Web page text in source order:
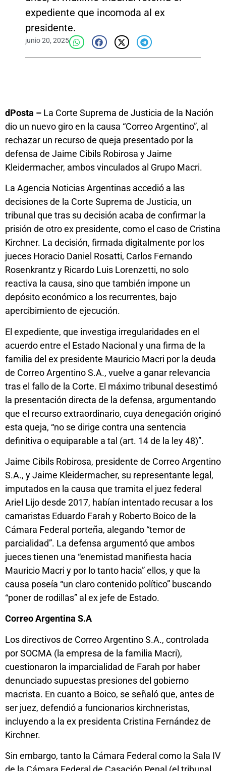
expediente que incomoda al ex
presidente.
junio 20, 2025
dPosta – La Corte Suprema de Justicia de la Nación
dio un nuevo giro en la causa “Correo Argentino”, al
rechazar un recurso de queja presentado por la
defensa de Jaime Cibils Robirosa y Jaime
Kleidermacher, ambos vinculados al Grupo Macri.
La Agencia Noticias Argentinas accedió a las
decisiones de la Corte Suprema de Justicia, un
tribunal que tras su decisión acaba de confirmar la
prisión de otro ex presidente, como el caso de Cristina
Kirchner. La decisión, firmada digitalmente por los
jueces Horacio Daniel Rosatti, Carlos Fernando
Rosenkrantz y Ricardo Luis Lorenzetti, no solo
reactiva la causa, sino que también impone un
depósito económico a los recurrentes, bajo
apercibimiento de ejecución.
El expediente, que investiga irregularidades en el
acuerdo entre el Estado Nacional y una firma de la
familia del ex presidente Mauricio Macri por la deuda
de Correo Argentino S.A., vuelve a ganar relevancia
tras el fallo de la Corte. El máximo tribunal desestimó
la presentación directa de la defensa, argumentando
que el recurso extraordinario, cuya denegación originó
esta queja, “no se dirige contra una sentencia
definitiva o equiparable a tal (art. 14 de la ley 48)”.
Jaime Cibils Robirosa, presidente de Correo Argentino
S.A., y Jaime Kleidermacher, su representante legal,
imputados en la causa que tramita el juez federal
Ariel Lijo desde 2017, habían intentado recusar a los
camaristas Eduardo Farah y Roberto Boico de la
Cámara Federal porteña, alegando “temor de
parcialidad”. La defensa argumentó que ambos
jueces tienen una “enemistad manifiesta hacia
Mauricio Macri y por lo tanto hacia” ellos, y que la
causa poseía “un claro contenido político” buscando
“poner de rodillas” al ex jefe de Estado.
Correo Argentina S.A
Los directivos de Correo Argentino S.A., controlada
por SOCMA (la empresa de la familia Macri),
cuestionaron la imparcialidad de Farah por haber
denunciado supuestas presiones del gobierno
macrista. En cuanto a Boico, se señaló que, antes de
ser juez, defendió a funcionarios kirchneristas,
incluyendo a la ex presidenta Cristina Fernández de
Kirchner.
Sin embargo, tanto la Cámara Federal como la Sala IV